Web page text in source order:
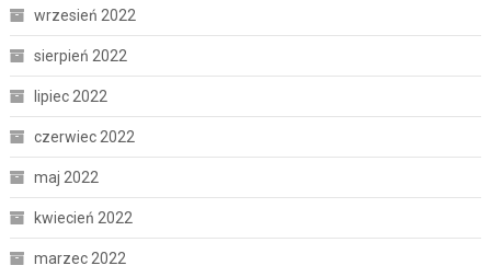
wrzesień 2022
sierpień 2022
lipiec 2022
czerwiec 2022
maj 2022
kwiecień 2022
marzec 2022